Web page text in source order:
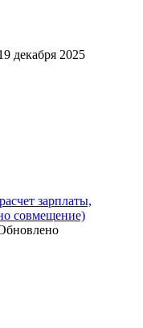
декабря 2025
зарплаты,
совмещение)